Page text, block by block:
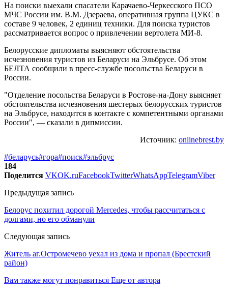
На поиски выехали спасатели Карачаево-Черкесского ПСО
МЧС России им. В.М. Дзераева, оперативная группа ЦУКС в
составе 9 человек, 2 единиц техники. Для поиска туристов
рассматривается вопрос о привлечении вертолета МИ-8.
Белорусские дипломаты выясняют обстоятельства
исчезновения туристов из Беларуси на Эльбрусе. Об этом
БЕЛТА сообщили в пресс-службе посольства Беларуси в
России.
"Отделение посольства Беларуси в Ростове-на-Дону выясняет
обстоятельства исчезновения шестерых белорусских туристов
на Эльбрусе, находится в контакте с компетентными органами
России", — сказали в дипмиссии.
Источник: onlinebrest.by
#беларусь#гора#поиск#эльбрус
184
Поделится VKOK.ruFacebookTwitterWhatsAppTelegramViber
Предыдущая запись
Белорус похитил дорогой Mercedes, чтобы рассчитаться с
долгами, но его обманули
Следующая запись
Житель аг.Остромечево уехал из дома и пропал (Брестский
район)
Вам также могут понравиться Еще от автора